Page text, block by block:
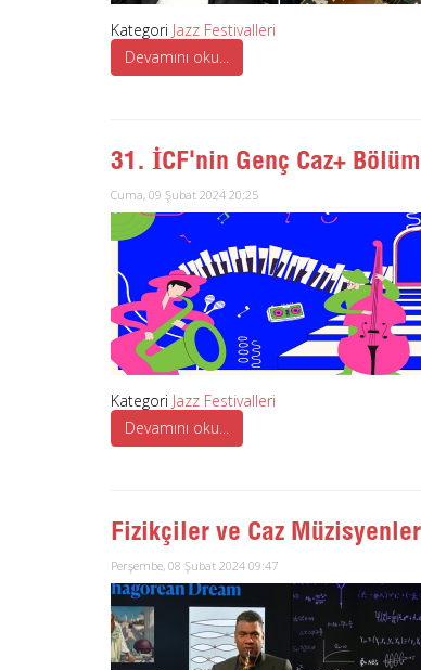
Kategori Jazz Festivalleri
Devamını oku...
31. İCF'nin Genç Caz+
Cuma, 09 Şubat 2024 20:25
Kategori Jazz Festivalleri
Devamını oku...
Fizikçiler ve Caz
Perşembe, 08 Şubat 2024 09:47